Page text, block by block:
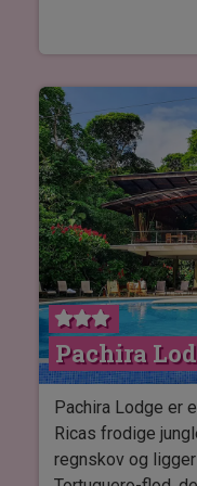
behandlinger og
opleve mere,
Manuel Antonio
det lokale dyreliv
Du kommer til at
værelser med
regnbruser,
desuden
og telefon.
Pachira
Pachira Lodge er
Ricas frodige
regnskov og